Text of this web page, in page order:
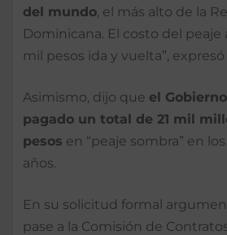
del mundo, el más alto de la
Dominicana. El costo del peaje
mil pesos ida y vuelta”, expresó
Asimismo, dijo que el
pagado un total de 21 mil
pesos en “peaje sombra” en
años.
En su solicitud formal
pase a la Comisión de